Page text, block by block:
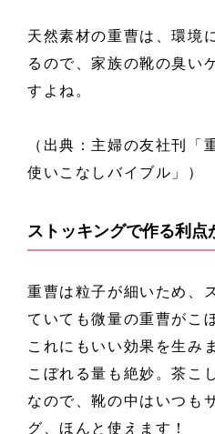
天然素材の重曹は、環境
るので、家族の靴の臭い
すよね。
（出典：主婦の友社刊「
使いこなしバイブル」）
ストッキングで作る利点
重曹は粒子が細いため、
ていても微量の重曹がこ
これにもいい効果を生み
こぼれる量も絶妙。茶こ
なので、靴の中はいつも
グ、ほんと使えます！